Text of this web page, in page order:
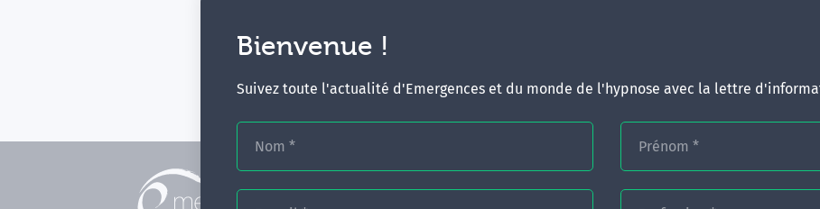
Bienvenue !
Suivez toute l'actualité d'Emergences et du monde de l'hypnose avec la lettre
Nom * Prénom *